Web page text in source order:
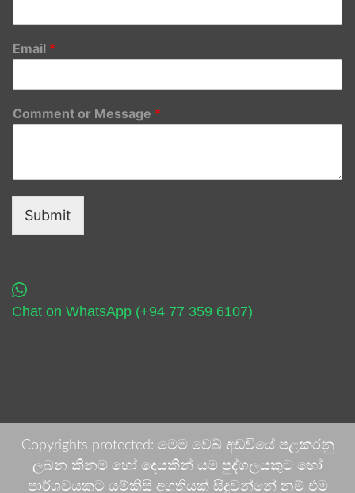
Email *
Comment or Message *
Submit
Chat on WhatsApp (+94 77 359 6107)
Copyrights protected: මෙම වෙබ් අඩවියේ පළකරනු
ලබන කිනම් හෝ දෙයකින් යම් පුද්ගලයකුට හෝ
පාර්ශවයකට යම්කිසි අගතියක් සිදුවන්නේ නම් එම